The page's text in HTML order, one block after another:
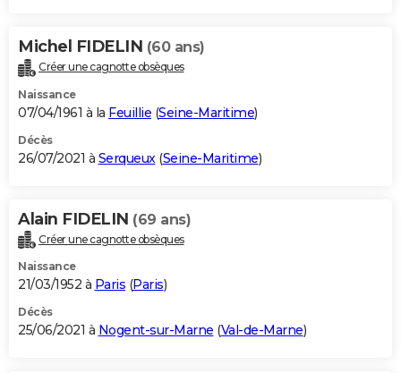
Michel FIDELIN (60 ans)
Créer une cagnotte obsèques
Naissance
07/04/1961 à la Feuillie (Seine-Maritime)
Décès
26/07/2021 à Serqueux (Seine-Maritime)
Alain FIDELIN (69 ans)
Créer une cagnotte obsèques
Naissance
21/03/1952 à Paris (Paris)
Décès
25/06/2021 à Nogent-sur-Marne (Val-de-Marne)